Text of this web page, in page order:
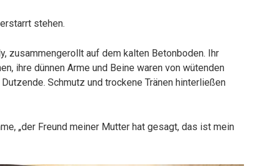
stehen.
zusammengerollt auf dem kalten Betonboden. Ihr
ihre dünnen Arme und Beine waren von wütenden
Schmutz und trockene Tränen hinterließen
„der Freund meiner Mutter hat gesagt, das ist mein